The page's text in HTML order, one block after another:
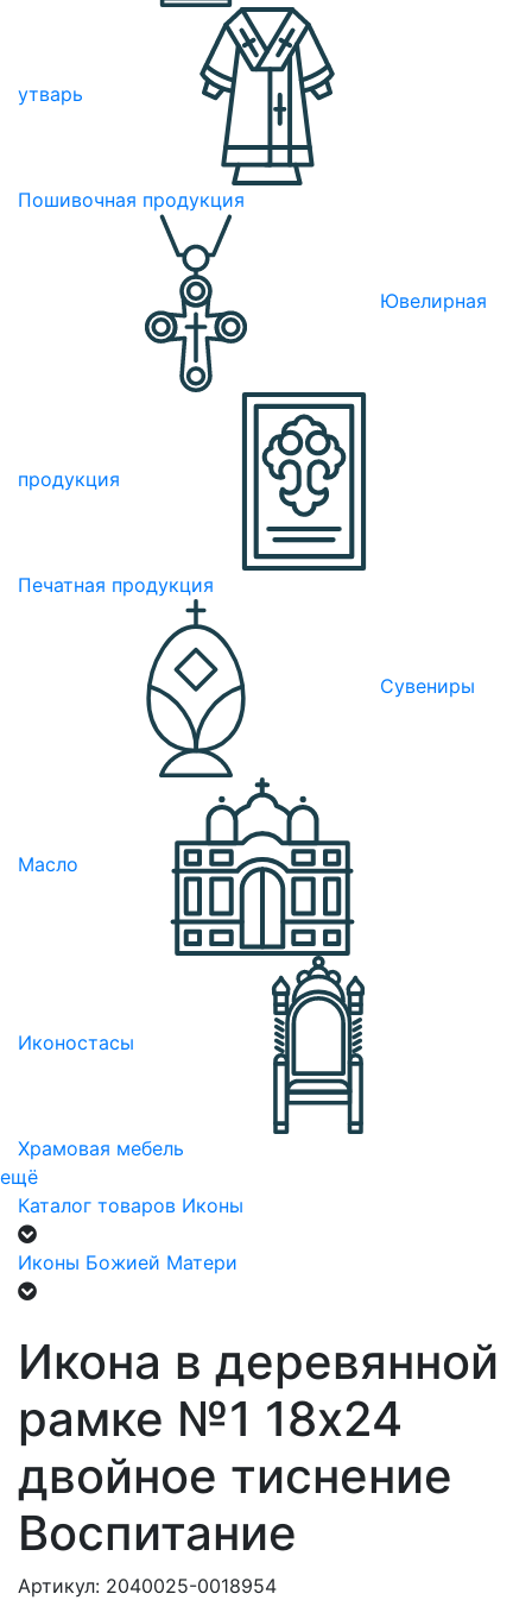
утварь
Пошивочная продукция
Ювелирная
продукция
Печатная продукция
Сувениры
Масло
Иконостасы
Храмовая мебель
ещё
Каталог товаров Иконы
Иконы Божией Матери
Икона в деревянной
рамке №1 18х24
двойное тиснение
Воспитание
Артикул: 2040025-0018954